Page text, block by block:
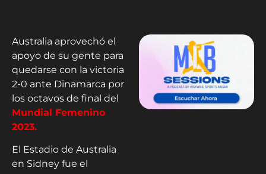
Australia aprovechó el
apoyo de su gente para
quedarse con la victoria
2-0 ante Dinamarca por
los octavos de final del
Mundial Femenino
2023.
El Estadio de Australia
en Sidney fue el